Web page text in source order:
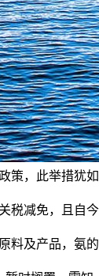
策，此举措犹
税减免，且自
料及产品，氨